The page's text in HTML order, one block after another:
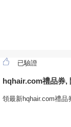
已驗證
hqhair.com禮品券,
領最新hqhair.com禮品